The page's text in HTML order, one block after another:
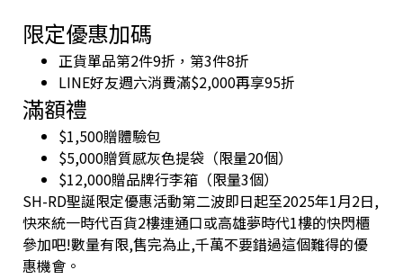
限定優惠加碼
正貨單品第2件9折，第3件8折
LINE好友週六消費滿$2,000再享95折
滿額禮
$1,500贈體驗包
$5,000贈質感灰色提袋（限量20個）
$12,000贈品牌行李箱（限量3個）
SH-RD聖誕限定優惠活動第二波即日起至2025年1月2日,
快來統一時代百貨2樓連通口或高雄夢時代1樓的快閃櫃
參加吧!數量有限,售完為止,千萬不要錯過這個難得的優
惠機會。